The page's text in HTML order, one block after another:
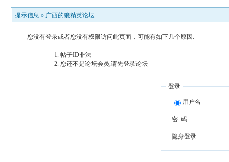
提示信息 » 广西的狼精英论坛
您没有登录或者您没有权限访问此页面，可能有如下几个原因:
帖子ID非法
您还不是论坛会员,请先登录论坛
登录
用户名
密 码
隐身登录